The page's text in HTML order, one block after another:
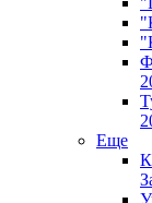
Еще